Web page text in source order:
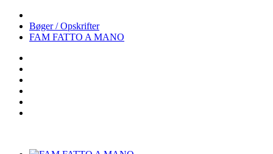
Bøger / Opskrifter
FAM FATTO A MANO